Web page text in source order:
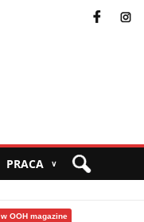
PRACA ∨
OOH magazine